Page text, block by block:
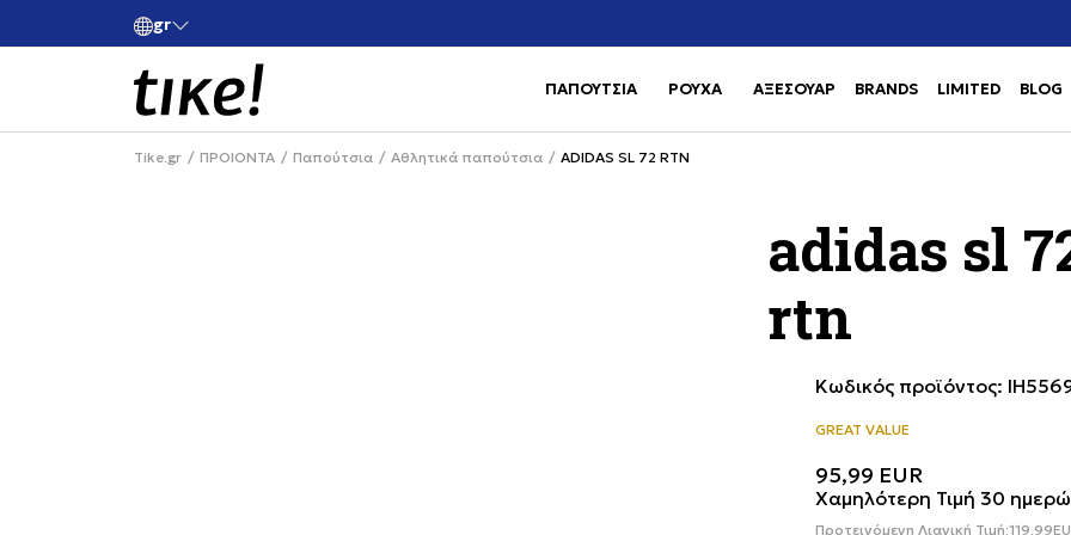
grΚάνε εγγραφή και κέρδισε -10% στην πρώτη σου αγορά
ΠΑΠΟΥΤΣΙΑ Use shift+Enter to open or close
ΡΟΥΧΑ Use shift+Enter to open or close
ΑΞΕΣΟΥΑΡ BRANDS LIMITED BLOG
Tike.gr ΠΡΟΙΟΝΤΑ Παπούτσια Αθλητικά παπούτσια ADIDAS SL 72 RTN
adidas sl
rtn
Κωδικός προϊόντος:
GREAT VALUE
95,99 EUR
Χαμηλότερη Τιμή 30
Προτεινόμενη Λιανική Τιμή:119,99